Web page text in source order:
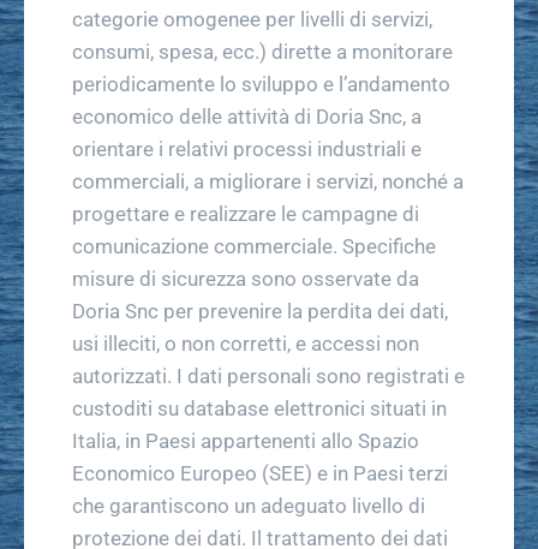
categorie omogenee per livelli di servizi,
consumi, spesa, ecc.) dirette a monitorare
periodicamente lo sviluppo e l’andamento
economico delle attività di Doria Snc, a
orientare i relativi processi industriali e
commerciali, a migliorare i servizi, nonché a
progettare e realizzare le campagne di
comunicazione commerciale. Specifiche
misure di sicurezza sono osservate da
Doria Snc per prevenire la perdita dei dati,
usi illeciti, o non corretti, e accessi non
autorizzati. I dati personali sono registrati e
custoditi su database elettronici situati in
Italia, in Paesi appartenenti allo Spazio
Economico Europeo (SEE) e in Paesi terzi
che garantiscono un adeguato livello di
protezione dei dati. Il trattamento dei dati